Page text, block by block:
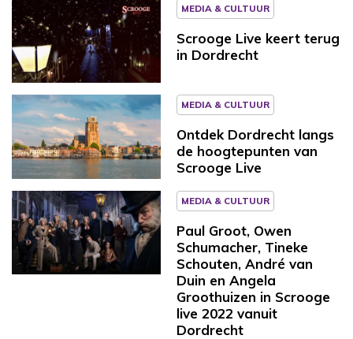
MEDIA & CULTUUR
Scrooge Live keert terug
in Dordrecht
MEDIA & CULTUUR
Ontdek Dordrecht langs
de hoogtepunten van
Scrooge Live
MEDIA & CULTUUR
Paul Groot, Owen
Schumacher, Tineke
Schouten, André van
Duin en Angela
Groothuizen in Scrooge
live 2022 vanuit
Dordrecht